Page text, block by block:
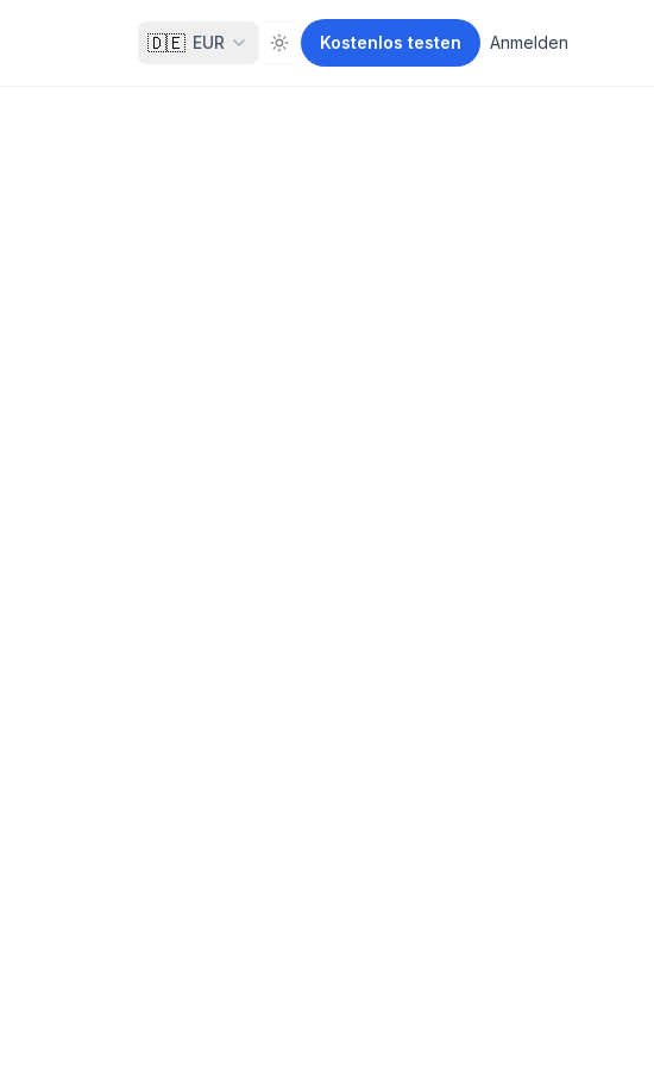
🇩🇪 EUR
Toggle theme
Kostenlos testen Anmelden